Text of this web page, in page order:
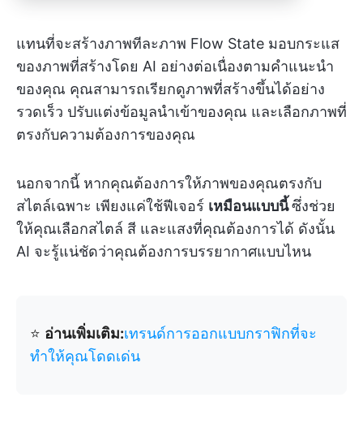
แทนที่จะสร้างภาพทีละภาพ Flow State มอบกระแส
ของภาพที่สร้างโดย AI อย่างต่อเนื่องตามคำแนะนำ
ของคุณ คุณสามารถเรียกดูภาพที่สร้างขึ้นได้อย่าง
รวดเร็ว ปรับแต่งข้อมูลนำเข้าของคุณ และเลือกภาพที่
ตรงกับความต้องการของคุณ
นอกจากนี้ หากคุณต้องการให้ภาพของคุณตรงกับ
สไตล์เฉพาะ เพียงแค่ใช้ฟีเจอร์ เหมือนแบบนี้ซึ่งช่วย
ให้คุณเลือกสไตล์ สี และแสงที่คุณต้องการได้ ดังนั้น
AI จะรู้แน่ชัดว่าคุณต้องการบรรยากาศแบบไหน
⭐️ อ่านเพิ่มเติม:เทรนด์การออกแบบกราฟิกที่จะ
ทำให้คุณโดดเด่น